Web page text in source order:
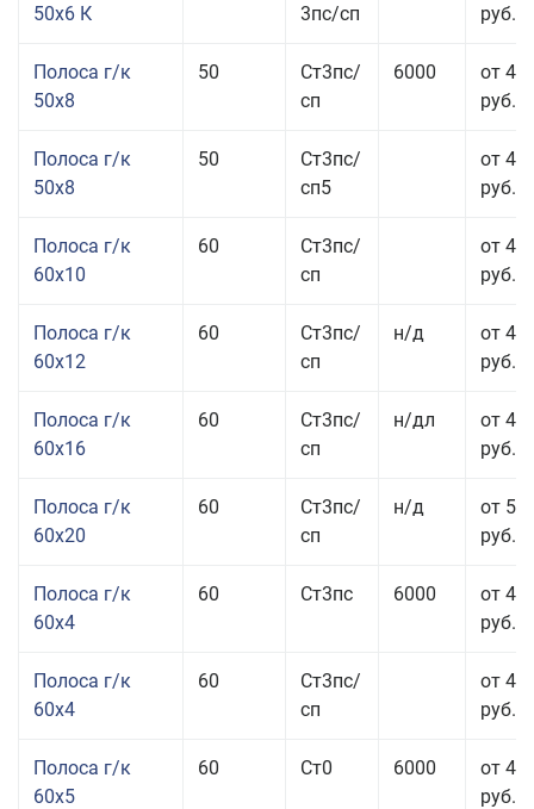
50x6 К
3пс/сп
руб.
Полоса г/к
50x8
50
Ст3пс/
сп
6000
от 45
руб.
Полоса г/к
50x8
50
Ст3пс/
сп5
от 45
руб.
Полоса г/к
60x10
60
Ст3пс/
сп
от 41
руб.
Полоса г/к
60x12
60
Ст3пс/
сп
н/д
от 44
руб.
Полоса г/к
60x16
60
Ст3пс/
сп
н/дл
от 48
руб.
Полоса г/к
60x20
60
Ст3пс/
сп
н/д
от 53
руб.
Полоса г/к
60x4
60 Ст3пс 6000
от 45
руб.
Полоса г/к
60x4
60
Ст3пс/
сп
от 45
руб.
Полоса г/к
60x5
60 Ст0 6000
от 42
руб.